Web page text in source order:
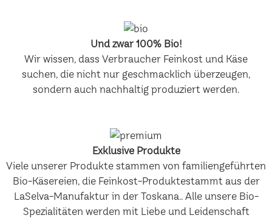
Und zwar 100% Bio!
Wir wissen, dass Verbraucher Feinkost und Käse
suchen, die nicht nur geschmacklich überzeugen,
sondern auch nachhaltig produziert werden.
Exklusive Produkte
Viele unserer Produkte stammen von familiengeführten
Bio-Käsereien, die Feinkost-Produktestammt aus der
LaSelva-Manufaktur in der Toskana.. Alle unsere Bio-
Spezialitäten werden mit Liebe und Leidenschaft